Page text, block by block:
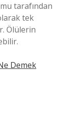
tarafından
tek
Ölülerin
Demek